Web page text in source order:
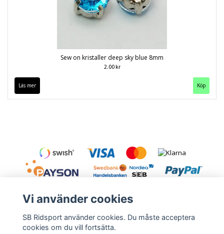
Sew on kristaller deep sky blue 8mm
2.00 kr
Läs mer Köp
Vi använder cookies
SB Ridsport använder cookies. Du måste acceptera
cookies om du vill fortsätta.